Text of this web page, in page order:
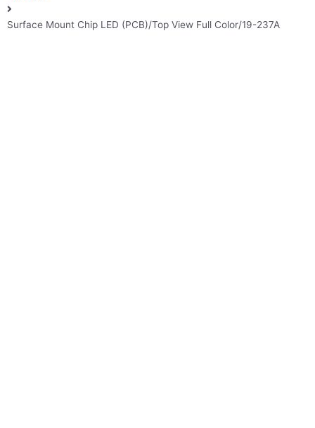
Surface Mount Chip LED (PCB)/Top View Full Color/19-237A